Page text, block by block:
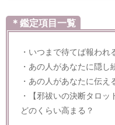
＊鑑定項目一覧
・いつまで待てば報わ
・あの人があなたに隠し
・あの人があなたに伝え
・【邪祓いの決断タロ
どのくらい高まる？